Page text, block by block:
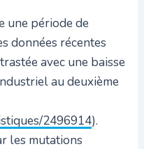
une période de
données récentes
avec une baisse
au deuxième
2496914).
les mutations